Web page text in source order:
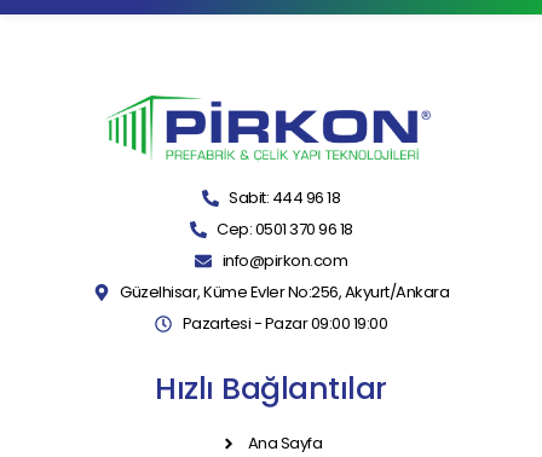
Sabit: 444 96 18
Cep: 0501 370 96 18
info@pirkon.com
Güzelhisar, Küme Evler No:256, Akyurt/Ankara
Pazartesi - Pazar 09:00 19:00
Hızlı Bağlantılar
Ana Sayfa